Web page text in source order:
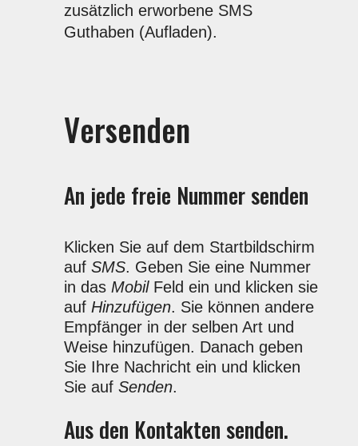
zusätzlich erworbene SMS
Guthaben (Aufladen).
Versenden
An jede freie Nummer senden
Klicken Sie auf dem Startbildschirm
auf SMS. Geben Sie eine Nummer
in das MobilFeld ein und klicken sie
auf Hinzufügen. Sie können andere
Empfänger in der selben Art und
Weise hinzufügen. Danach geben
Sie Ihre Nachricht ein und klicken
Sie auf Senden.
Aus den Kontakten senden.